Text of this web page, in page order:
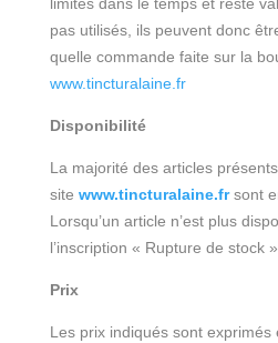
pas utilisés, ils peuvent donc
quelle commande faite sur la
www.tincturalaine.fr
Disponibilité
La majorité des articles
site www.tincturalaine.frsont
Lorsqu’un article n’est plus
l’inscription « Rupture de stock ».
Prix
Les prix indiqués sont exprimés